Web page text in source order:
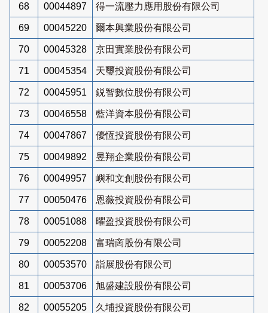
68 00044897 得一流壓力應用股份有限公司
69 00045220 爾本興業股份有限公司
70 00045328 京田實業股份有限公司
71 00045354 天璽投資股份有限公司
72 00045951 鋭智數位股份有限公司
73 00046558 藍洋資本股份有限公司
74 00047867 優恆投資股份有限公司
75 00049892 昱翔企業股份有限公司
76 00049957 嶼和文創股份有限公司
77 00050476 恩薇投資股份有限公司
78 00051088 曜盈投資股份有限公司
79 00052208 富瑞啇股份有限公司
80 00053570 詣展股份有限公司
81 00053706 旭盛建設股份有限公司
82 00055205 久埔投資股份有限公司